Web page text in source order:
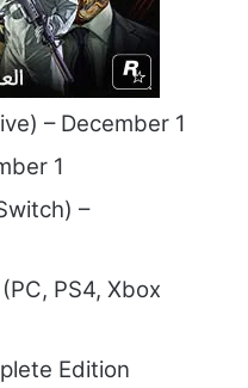
– December 1
1
–
PS4, Xbox
Edition